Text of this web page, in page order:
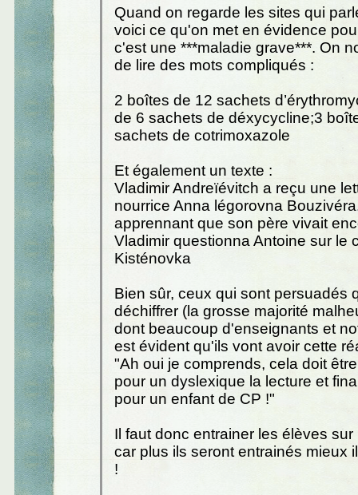
Quand on regarde les sites qui
voici ce qu'on met en évidence
c'est une ***maladie grave***. On
de lire des mots compliqués :
2 boîtes de 12 sachets
de 6 sachets de déxycycline;3
sachets de cotrimoxazole
Et également un texte :
Vladimir Andreïévitch a reçu une
nourrice Anna légorovna
apprennant que son père vivait
Vladimir questionna Antoine sur le
Kisténovka
Bien sûr, ceux qui sont persuadés
déchiffrer (la grosse majorité
dont beaucoup d'enseignants et
est évident qu'ils vont avoir cette
"Ah oui je comprends, cela doit
pour un dyslexique la lecture et
pour un enfant de CP !"
Il faut donc entrainer les élèves
car plus ils seront entrainés mieux
!